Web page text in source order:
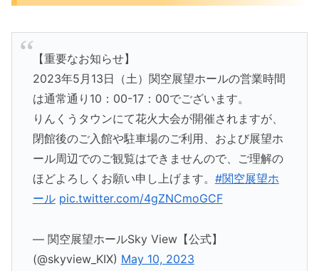
【重要なお知らせ】
2023年5月13日（土）関空展望ホールの営業時間
は通常通り10：00-17：00でございます。
りんくうタウンにて花火大会が開催されますが、
閉館後のご入館や駐車場のご利用、および展望ホ
ール周辺でのご観覧はできませんので、ご理解の
ほどよろしくお願い申し上げます。 #関空展望ホ
ール pic.twitter.com/4gZNCmoGCF
— 関空展望ホールSky View【公式】
(@skyview_KIX) May 10, 2023